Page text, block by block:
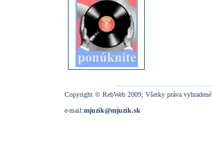
Copyright © RebWeb 2009; Všetky práva vyhradené
e-mail:mjuzik@mjuzik.sk